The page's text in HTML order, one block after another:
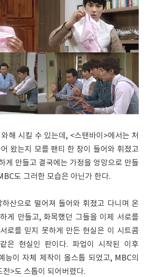
해 시킬 수 있는데, <스탠바이>에서는 처
왔는지 모를 팬티 한 장이 들어와 휘졌고
게 만들고 결국에는 가정을 엉망으로 만들
도 그러한 모습은 아닌가 한다.
산으로 떨어져 들어와 휘졌고 다니며 온
게 만들고, 화목했던 그들을 이제 서로를
로를 믿지 못하게 만든 현실은 이 시트콤
은 현실인 판이다. 파업이 시작된 이후
능이 자체 제작이 올스톱 되었고, MBC의
>도 스톱이 되어버렸다.